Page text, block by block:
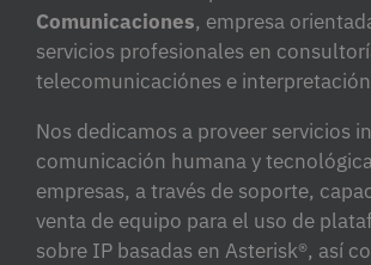
Comunicaciones, empresa
servicios profesionales en
telecomunicaciónes e
Nos dedicamos a proveer servicios
comunicación humana y
empresas, a través de soporte,
venta de equipo para el uso de
sobre IP basadas en Asterisk®, así